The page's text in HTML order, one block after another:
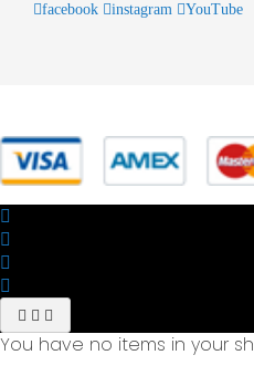
facebook instagram YouTube
You have no items in your